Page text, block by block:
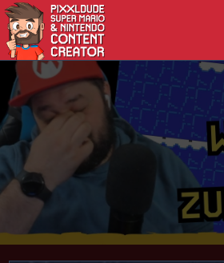
STARTSEITE
NEWS
STREAMS
NICER SHOP
FOLLOW ME